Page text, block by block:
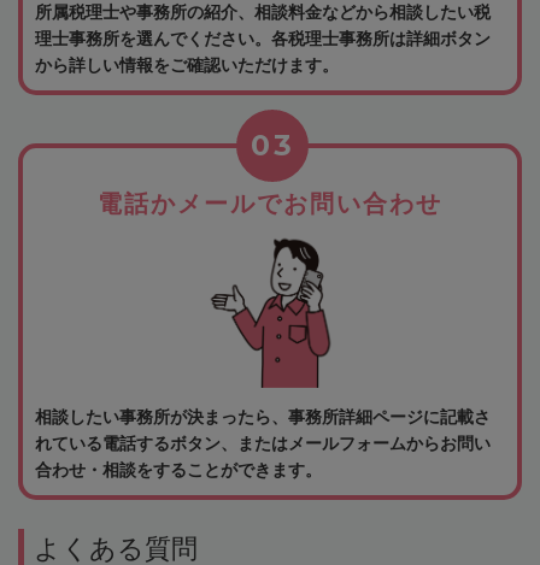
所属税理士や事務所の紹介、相談料金などから相談したい税
理士事務所を選んでください。各税理士事務所は詳細ボタン
から詳しい情報をご確認いただけます。
電話かメールでお問い合わせ
03
相談したい事務所が決まったら、事務所詳細ページに記載さ
れている電話するボタン、またはメールフォームからお問い
合わせ・相談をすることができます。
よくある質問